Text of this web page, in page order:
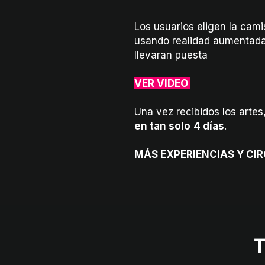
Los usuarios eligen la
usando realidad
llevaran puesta
VER VIDEO
Una vez recibidos los artes,
en tan solo 4 días.
MÁS EXPERIENCIAS Y